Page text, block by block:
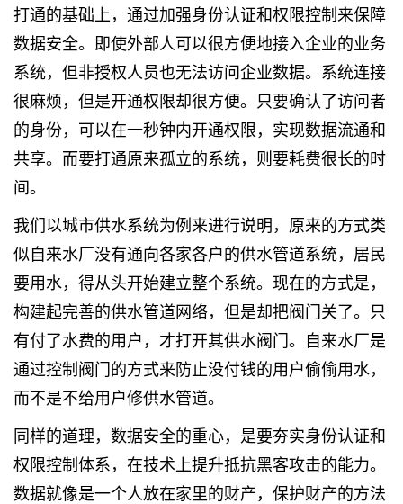
打通的基础上，通过加强身份认证和权限控制来保障
数据安全。即使外部人可以很方便地接入企业的业务
系统，但非授权人员也无法访问企业数据。系统连接
很麻烦，但是开通权限却很方便。只要确认了访问者
的身份，可以在一秒钟内开通权限，实现数据流通和
共享。而要打通原来孤立的系统，则要耗费很长的时
间。
我们以城市供水系统为例来进行说明，原来的方式类
似自来水厂没有通向各家各户的供水管道系统，居民
要用水，得从头开始建立整个系统。现在的方式是，
构建起完善的供水管道网络，但是却把阀门关了。只
有付了水费的用户，才打开其供水阀门。自来水厂是
通过控制阀门的方式来防止没付钱的用户偷偷用水，
而不是不给用户修供水管道。
同样的道理，数据安全的重心，是要夯实身份认证和
权限控制体系，在技术上提升抵抗黑客攻击的能力。
数据就像是一个人放在家里的财产，保护财产的方法